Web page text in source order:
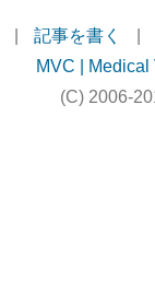
記事を書く
MVC |
(C) 2006-